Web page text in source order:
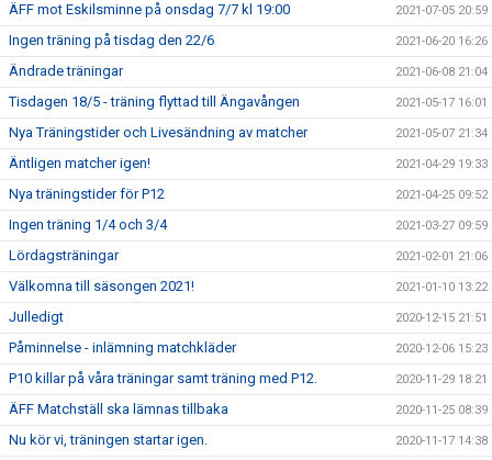
ÄFF mot Eskilsminne på onsdag 7/7 kl 19:00 2021-07-05 20:59
Ingen träning på tisdag den 22/6 2021-06-20 16:26
Ändrade träningar 2021-06-08 21:04
Tisdagen 18/5 - träning flyttad till Ängavången 2021-05-17 16:01
Nya Träningstider och Livesändning av matcher 2021-05-07 21:34
Äntligen matcher igen! 2021-04-29 19:33
Nya träningstider för P12 2021-04-25 09:52
Ingen träning 1/4 och 3/4 2021-03-27 09:59
Lördagsträningar 2021-02-01 21:06
Välkomna till säsongen 2021! 2021-01-10 13:22
Julledigt 2020-12-15 21:51
Påminnelse - inlämning matchkläder 2020-12-06 15:23
P10 killar på våra träningar samt träning med P12. 2020-11-29 18:21
ÄFF Matchställ ska lämnas tillbaka 2020-11-25 08:39
Nu kör vi, träningen startar igen. 2020-11-17 14:38